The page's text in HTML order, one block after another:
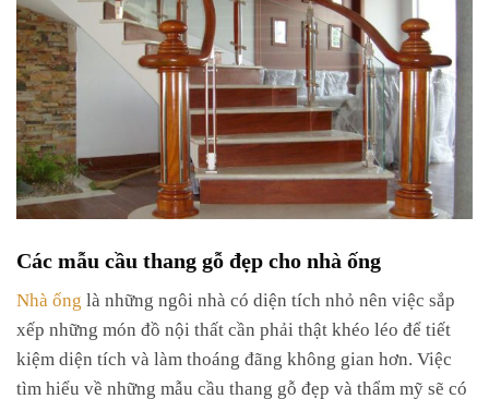
Các mẫu cầu thang gỗ đẹp cho nhà ống
Nhà ống là những ngôi nhà có diện tích nhỏ nên việc sắp
xếp những món đồ nội thất cần phải thật khéo léo để tiết
kiệm diện tích và làm thoáng đãng không gian hơn. Việc
tìm hiểu về những mẫu cầu thang gỗ đẹp và thẩm mỹ sẽ có